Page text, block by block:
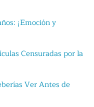
¡Emoción y
Censuradas por la
Ver Antes de